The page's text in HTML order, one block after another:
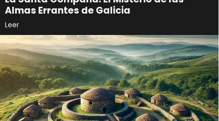
Almas Errantes de Galicia
Leer